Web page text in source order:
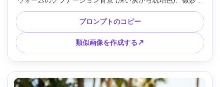
リムライトが凝縮を強調するシングルソフトボックスキーラ
イト、アクセントとしてオレンジピールのねじれをいくつか
配置、Nikon Z8で撮影、f/2.0の85mmレンズ、超リアルな反
射、ハイエンド飲料広告、テキストなし、ロゴなし --ar 4:5
プロンプトのコピー
類似画像を作成する↗